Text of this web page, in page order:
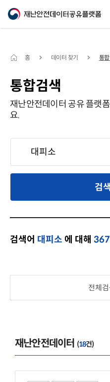
홈 데이터 찾기 통
통합검색
재난안전데이터 공유 플랫
요.
검
검색어 대피소 에 대해 367
전체
재난안전데이터 (18건)